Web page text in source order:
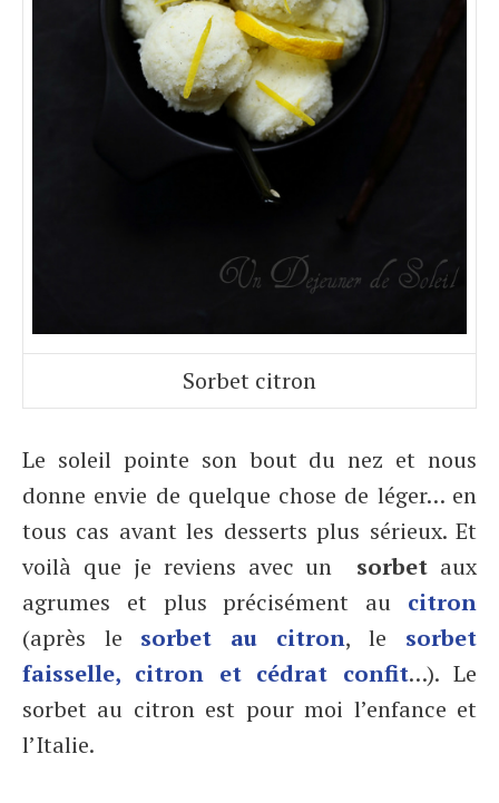
Sorbet citron
Le soleil pointe son bout du nez et nous
donne envie de quelque chose de léger… en
tous cas avant les desserts plus sérieux. Et
voilà que je reviens avec un sorbet aux
agrumes et plus précisément au citron
(après le sorbet au citron, le sorbet
faisselle, citron et cédrat confit…). Le
sorbet au citron est pour moi l’enfance et
l’Italie.